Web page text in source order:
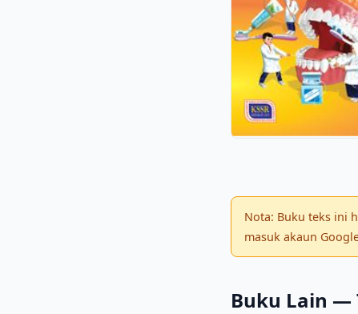
Nota: Buku teks ini
masuk akaun
Buku Lain —